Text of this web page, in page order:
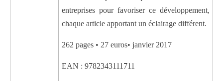
entreprises pour favoriser ce développement,
chaque article apportant un éclairage différent.
262 pages • 27 euros• janvier 2017
EAN : 9782343111711